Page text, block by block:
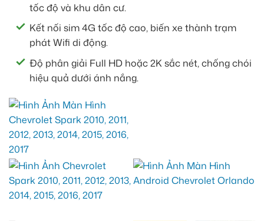
tốc độ và khu dân cư.
Kết nối sim 4G tốc độ cao, biến xe thành trạm
phát Wifi di động.
Độ phân giải Full HD hoặc 2K sắc nét, chống chói
hiệu quả dưới ánh nắng.